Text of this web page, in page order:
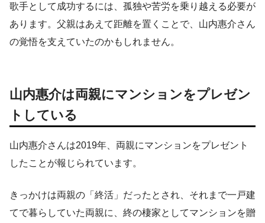
歌手として成功するには、孤独や苦労を乗り越える必要が
あります。父親はあえて距離を置くことで、山内惠介さん
の覚悟を支えていたのかもしれません。
山内惠介は両親にマンションをプレゼン
トしている
山内惠介さんは2019年、両親にマンションをプレゼント
したことが報じられています。
きっかけは両親の「終活」だったとされ、それまで一戸建
てで暮らしていた両親に、終の棲家としてマンションを贈